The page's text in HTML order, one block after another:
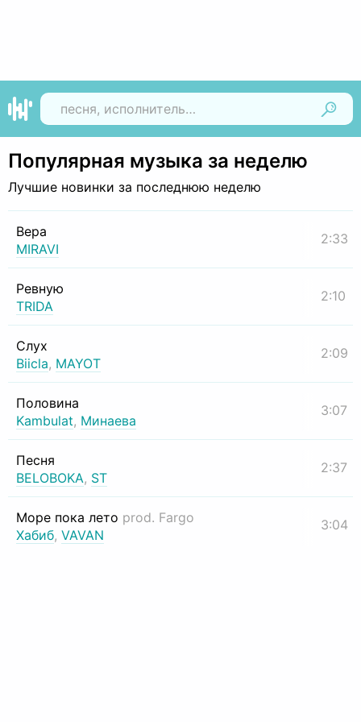
Популярная музыка за неделю
Лучшие новинки за последнюю неделю
Вера
MIRAVI
2:33
Ревную
TRIDA
2:10
Слух
Biicla, MAYOT
2:09
Половина
Kambulat, Минаева
3:07
Песня
BELOBOKA, ST
2:37
Море пока лето prod. Fargo
Хабиб, VAVAN
3:04